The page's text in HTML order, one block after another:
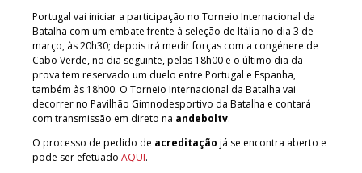
Portugal vai iniciar a participação no Torneio Internacional da
Batalha com um embate frente à seleção de Itália no dia 3 de
março, às 20h30; depois irá medir forças com a congénere de
Cabo Verde, no dia seguinte, pelas 18h00 e o último dia da
prova tem reservado um duelo entre Portugal e Espanha,
também às 18h00. O Torneio Internacional da Batalha vai
decorrer no Pavilhão Gimnodesportivo da Batalha e contará
com transmissão em direto na andeboltv.
O processo de pedido de acreditação já se encontra aberto e
pode ser efetuado AQUI.